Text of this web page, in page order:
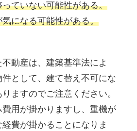
ていない可能性がある。
になる可能性がある。
動産は、建築基準法によ
件として、建て替え不可にな
ますのでご注意ください。
用が掛かりますし、重機が
費が掛かることになりま